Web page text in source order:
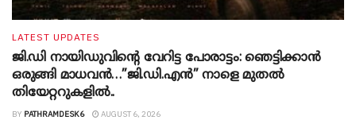
LATEST UPDATES
ജി.ഡി നായിഡുവിന്റെ വേറിട്ട പോരാട്ടം: ഞെട്ടിക്കാൻ
ഒരുങ്ങി മാധവൻ…”ജി.ഡി.എൻ” നാളെ മുതൽ
തിയേറ്ററുകളിൽ..
BY PATHRAMDESK6 AUGUST 6, 2026